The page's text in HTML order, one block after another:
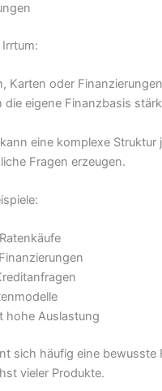
Karten oder
die eigene Finanzbasis
eine komplexe Struktur
Fragen erzeugen.
hohe Auslastung
sich häufig eine bewusste
vieler Produkte.